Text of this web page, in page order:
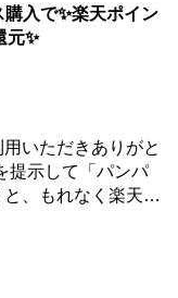
入で✨楽天ポイン
元✨
いただきありがと
、もれなく楽天ポ